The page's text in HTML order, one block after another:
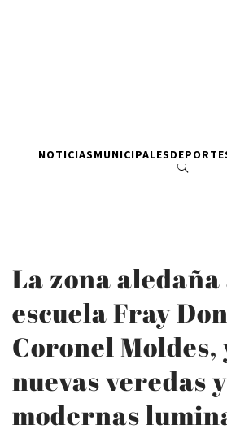
NOTICIASMUNICIPALES
La zona aledaña
escuela Fray
Coronel Moldes,
nuevas veredas y
modernas